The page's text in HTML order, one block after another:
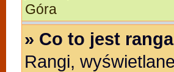
Góra
» Co to jest
Rangi,